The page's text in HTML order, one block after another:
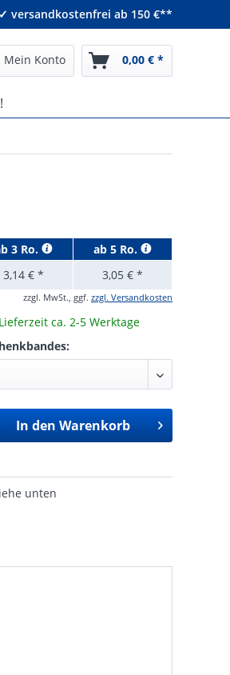
✓ versandkostenfrei ab 150 €**
Mein Konto 0,00 € *
3 Ro. ab 5 Ro.
3,14 € * 3,05 € *
zzgl. MwSt., ggf. zzgl. Versandkosten
ca. 2-5 Werktage
In den Warenkorb
unten